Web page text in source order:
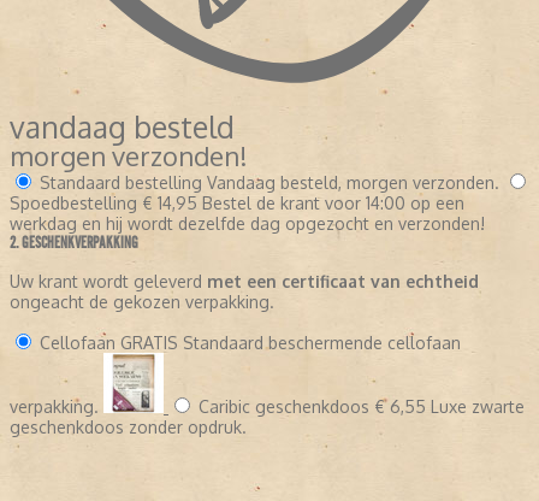
vandaag besteld
morgen verzonden!
Standaard bestelling Vandaag besteld, morgen verzonden.
Spoedbestelling € 14,95 Bestel de krant voor 14:00 op een
werkdag en hij wordt dezelfde dag opgezocht en verzonden!
2. GESCHENKVERPAKKING
Uw krant wordt geleverd met een certificaat van echtheid
ongeacht de gekozen verpakking.
Cellofaan GRATIS Standaard beschermende cellofaan
verpakking. Caribic geschenkdoos € 6,55 Luxe zwarte
geschenkdoos zonder opdruk.